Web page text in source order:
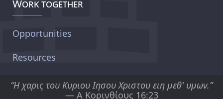
Work together
Opportunities
Resources
“Η χαρις του Κυριου Ιησου Χριστου ειη μεθ' υμων.”
— Α Κορινθίους 16:23